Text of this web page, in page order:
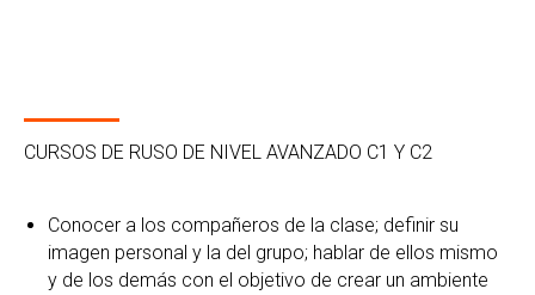
CURSOS DE RUSO DE NIVEL AVANZADO C1 Y C2
Conocer a los compañeros de la clase; definir su
imagen personal y la del grupo; hablar de ellos mismo
y de los demás con el objetivo de crear un ambiente